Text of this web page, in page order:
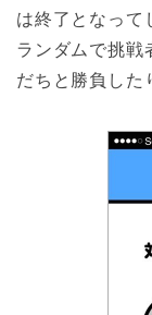
は終了となって
ランダムで挑
だちと勝負した